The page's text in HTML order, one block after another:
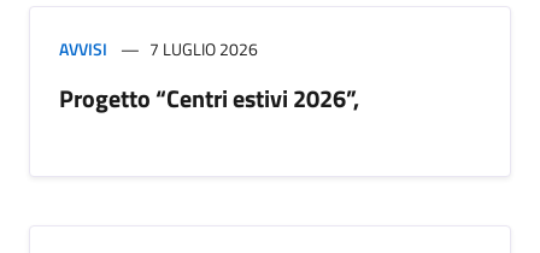
AVVISI 7 LUGLIO 2026
Progetto “Centri estivi 2026”,